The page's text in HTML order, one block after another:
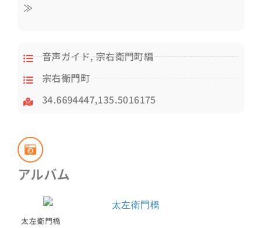
≫
音声ガイド,宗右衛門町編
宗右衛門町
34.6694447,135.5016175
アルバム
太左衛門橋